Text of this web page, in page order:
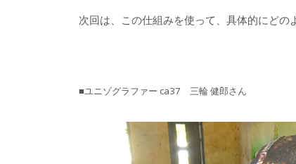
次回は、この仕組みを使って、具体的にどの
■ユニゾグラファー ca37 三輪 健郎さん